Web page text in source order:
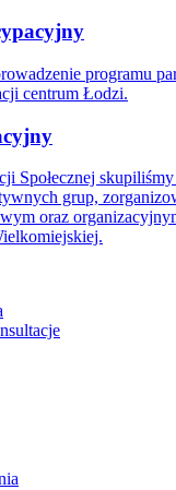
programu
centrum Łodzi.
Społecznej skupiliśmy
grup,
oraz